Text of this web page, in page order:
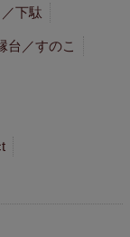
下駄
台／すのこ